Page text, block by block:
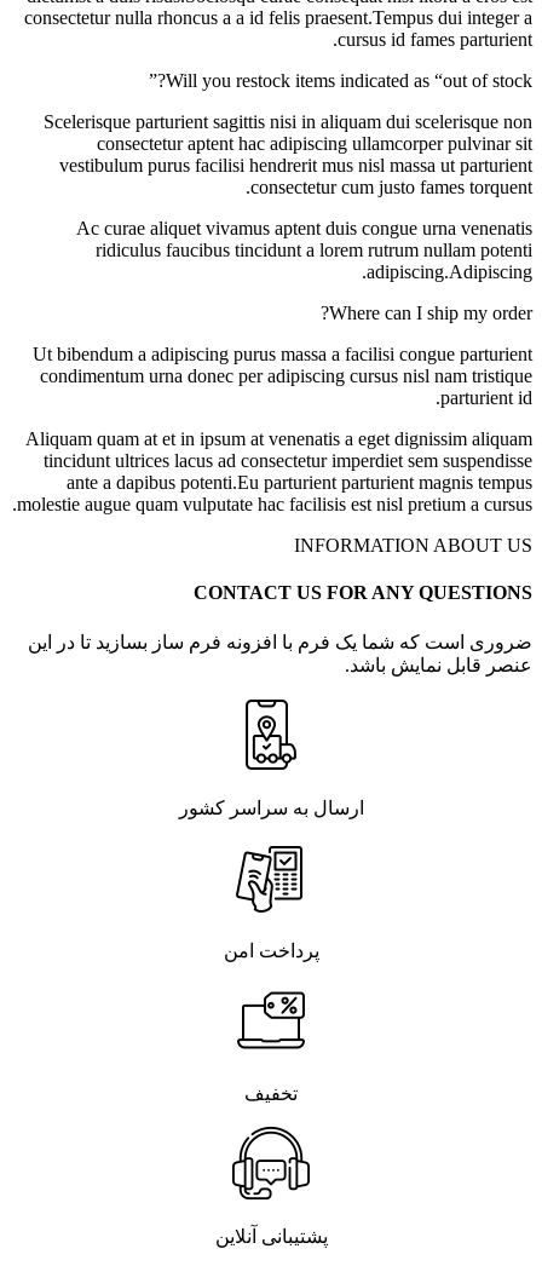
consectetur nulla rhoncus a a id felis praesent.Tempus dui integer a
cursus id fames parturient.
Will you restock items indicated as “out of stock?”
Scelerisque parturient sagittis nisi in aliquam dui scelerisque non
consectetur aptent hac adipiscing ullamcorper pulvinar sit
vestibulum purus facilisi hendrerit mus nisl massa ut parturient
consectetur cum justo fames torquent.
Ac curae aliquet vivamus aptent duis congue urna venenatis
ridiculus faucibus tincidunt a lorem rutrum nullam potenti
adipiscing.Adipiscing.
Where can I ship my order?
Ut bibendum a adipiscing purus massa a facilisi congue parturient
condimentum urna donec per adipiscing cursus nisl nam tristique
parturient id.
Aliquam quam at et in ipsum at venenatis a eget dignissim aliquam
tincidunt ultrices lacus ad consectetur imperdiet sem suspendisse
ante a dapibus potenti.Eu parturient parturient magnis tempus
molestie augue quam vulputate hac facilisis est nisl pretium a cursus.
INFORMATION ABOUT US
CONTACT US FOR ANY QUESTIONS
ضروری است که شما یک فرم با افزونه فرم ساز بسازید تا در این
عنصر قابل نمایش باشد.
ارسال به سراسر کشور
پرداخت امن
تخفیف
پشتیبانی آنلاین